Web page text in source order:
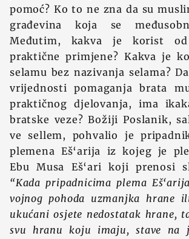
pomoć? Ko to ne zna da su
građevina koja se
Međutim, kakva je korist
praktične primjene? Kakva je
selamu bez nazivanja selama?
vrijednosti pomaganja brata
praktičnog djelovanja, ima
bratske veze? Božiji Poslanik,
ve sellem, pohvalio je
plemena Eš‘arija iz kojeg je
Ebu Musa Eš‘ari koji prenosi
“Kada pripadnicima plema
vojnog pohoda uzmanjka hrane
ukućani osjete nedostatak hrane,
svu hranu koju imaju, stave na